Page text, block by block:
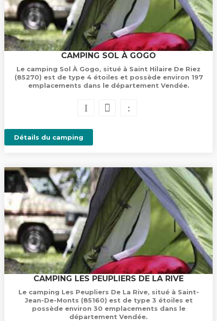
CAMPING SOL À GOGO
Le camping Sol À Gogo, situé à Saint Hilaire De Riez
(85270) est de type 4 étoiles et possède environ 197
emplacements dans le département Vendée.
Détails du camping
CAMPING LES PEUPLIERS DE LA RIVE
Le camping Les Peupliers De La Rive, situé à Saint-
Jean-De-Monts (85160) est de type 3 étoiles et
possède environ 30 emplacements dans le
département Vendée.